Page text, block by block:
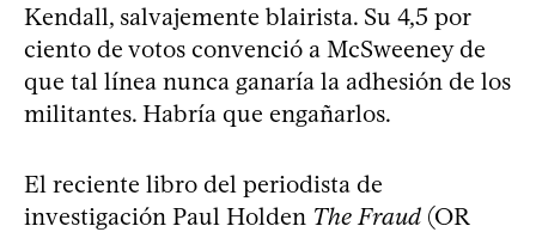
Kendall, salvajemente blairista. Su 4,5 por
ciento de votos convenció a McSweeney de
que tal línea nunca ganaría la adhesión de los
militantes. Habría que engañarlos.
El reciente libro del periodista de
investigación Paul Holden The Fraud (OR